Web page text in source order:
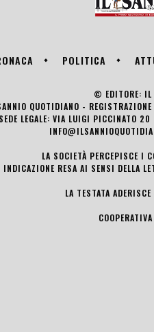
POLITICA
© EDITORE: IL
QUOTIDIANO -
SEDE LEGALE: VIA LUIGI PICCINATO
LA SOCIETÀ PERCEPISCE I
INDICAZIONE RESA AI SENSI DELLA
LA TESTATA